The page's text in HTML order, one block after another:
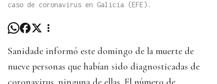
caso de coronavirus en Galicia (EFE).
Sanidade informó este domingo de la muerte de
nueve personas que habían sido diagnosticadas de